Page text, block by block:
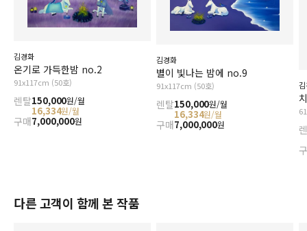
김경화
온기로 가득한밤 no.2
91x117cm (50호)
렌탈150,000원/월
16,334원/월
구매7,000,000원
김경화
별이 빛나는 밤에 no.9
91x117cm (50호)
렌탈150,000원/월
16,334원/월
구매7,000,000원
다른 고객이 함께 본 작품